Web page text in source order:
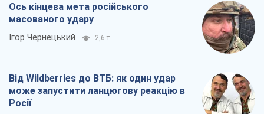
Ось кінцева мета російського
масованого удару
Ігор Чернецький 2,6 т.
Від Wildberries до ВТБ: як один удар
може запустити ланцюгову реакцію в
Росії